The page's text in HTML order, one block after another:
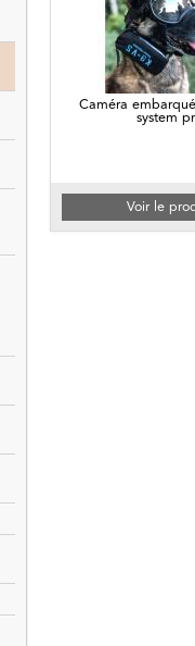
Caméra
system
Voir le